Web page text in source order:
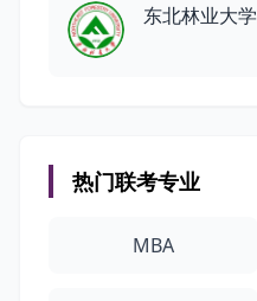
东北林业大学
热门联考专业
MBA